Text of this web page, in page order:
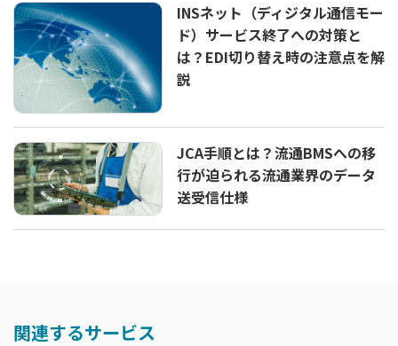
INSネット（ディジタル通信モー
ド）サービス終了への対策と
は？EDI切り替え時の注意点を解
説
JCA手順とは？流通BMSへの移
行が迫られる流通業界のデータ
送受信仕様
関連するサービス